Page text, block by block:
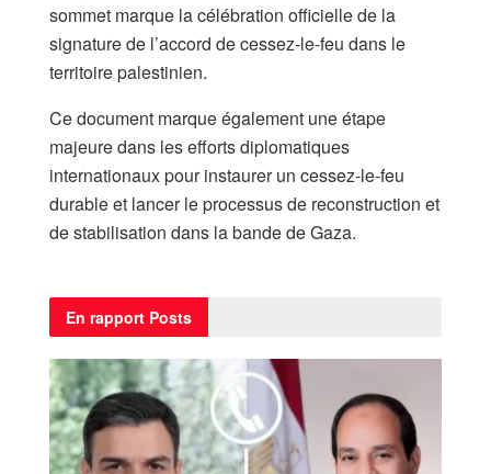
sommet marque la célébration officielle de la
signature de l’accord de cessez-le-feu dans le
territoire palestinien.
Ce document marque également une étape
majeure dans les efforts diplomatiques
internationaux pour instaurer un cessez-le-feu
durable et lancer le processus de reconstruction et
de stabilisation dans la bande de Gaza.
En rapport Posts